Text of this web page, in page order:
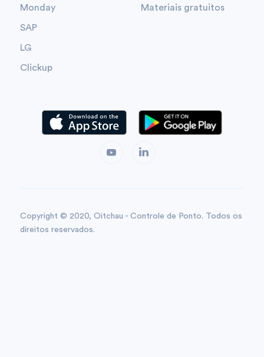
Monday
SAP
LG
Clickup
Materiais gratuitos
Copyright © 2020, Oitchau - Controle de Ponto. Todos os
direitos reservados.